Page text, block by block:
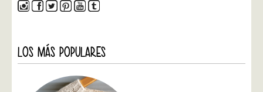
LOS MÁS POPULARES